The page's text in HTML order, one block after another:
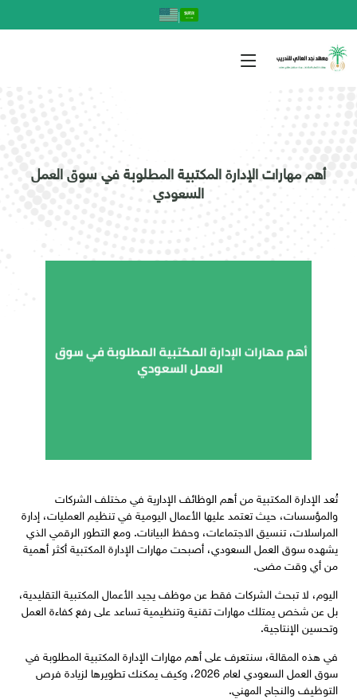
|
أهم مهارات الإدارة المكتبية المطلوبة في سوق العمل
السعودي
تُعد الإدارة المكتبية من أهم الوظائف الإدارية في مختلف الشركات
والمؤسسات، حيث تعتمد عليها الأعمال اليومية في تنظيم العمليات، إدارة
المراسلات، تنسيق الاجتماعات، وحفظ البيانات. ومع التطور الرقمي الذي
يشهده سوق العمل السعودي، أصبحت مهارات الإدارة المكتبية أكثر أهمية
من أي وقت مضى.
اليوم، لا تبحث الشركات فقط عن موظف يجيد الأعمال المكتبية التقليدية،
بل عن شخص يمتلك مهارات تقنية وتنظيمية تساعد على رفع كفاءة العمل
وتحسين الإنتاجية.
في هذه المقالة، سنتعرف على أهم مهارات الإدارة المكتبية المطلوبة في
سوق العمل السعودي لعام 2026، وكيف يمكنك تطويرها لزيادة فرص
التوظيف والنجاح المهني.